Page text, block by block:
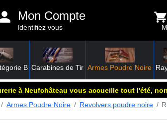
Mon Compte
Identifiez vous
B Carabines de Tir Armes Poudre Noire
à Neufchâteau vous accueille tout l'été,
Armes Poudre Noire Revolvers poudre noire